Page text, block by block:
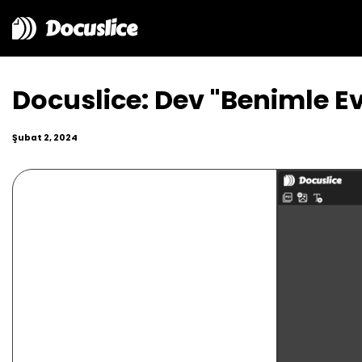
Docuslice
Docuslice: Dev "Benimle
Şubat 2, 2024